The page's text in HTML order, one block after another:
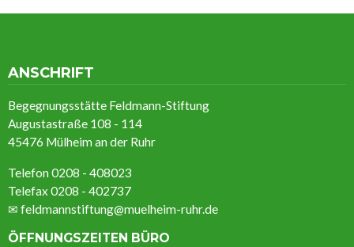
ANSCHRIFT
Begegnungsstätte Feldmann-Stiftung
Augustastraße 108 - 114
45476 Mülheim an der Ruhr
Telefon 0208 - 408023
Telefax 0208 - 402737
✉ feldmannstiftung@muelheim-ruhr.de
ÖFFNUNGSZEITEN BÜRO